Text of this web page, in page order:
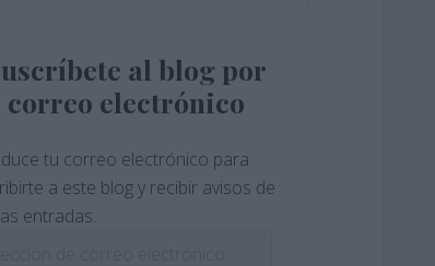
al blog por
correo electrónico
tu correo electrónico para
a este blog y recibir avisos de
entradas.